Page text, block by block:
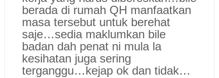
berada di rumah QH manfaatkan
masa tersebut untuk berehat
saje…sedia maklumkan bile
badan dah penat ni mula la
kesihatan juga sering
terganggu…kejap ok dan tidak…